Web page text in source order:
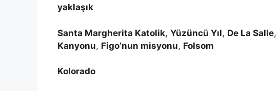
yaklaşık
Santa Margherita Katolik, Yüzüncü Yıl, De La Salle,
Kanyonu, Figo’nun misyonu, Folsom
Kolorado